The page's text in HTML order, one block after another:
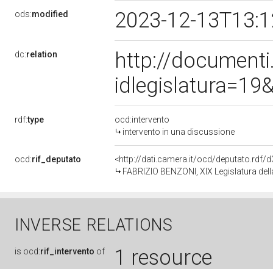
ods:modified 2023-12-
dc:relation
http://
rdf:type
ocd:intervento
intervento in una discussione
ocd:rif_deputato
<http://dati.camera.it/ocd/deputato.rdf/
FABRIZIO BENZONI, XIX Legislatura
INVERSE RELATIONS
is ocd:rif_intervento of 1 resource